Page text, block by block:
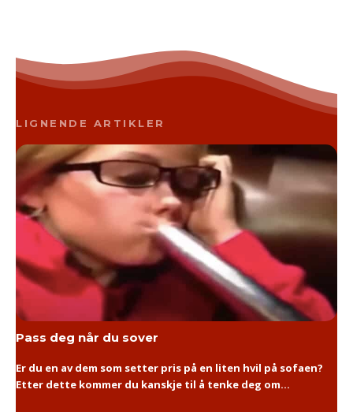
LIGNENDE ARTIKLER
Pass deg når du sover
Er du en av dem som setter pris på en liten hvil på sofaen?
Etter dette kommer du kanskje til å tenke deg om...